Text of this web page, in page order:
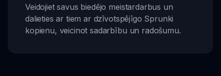
Veidojiet savus biedējo meistardarbus un
dalieties ar tiem ar dzīvotspējīgo Sprunki
kopienu, veicinot sadarbību un radošumu.